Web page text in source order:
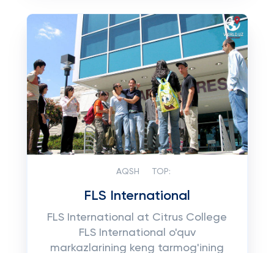
AQSH TOP:
FLS International
FLS International at Citrus College
FLS International o'quv
markazlarining keng tarmog'ining